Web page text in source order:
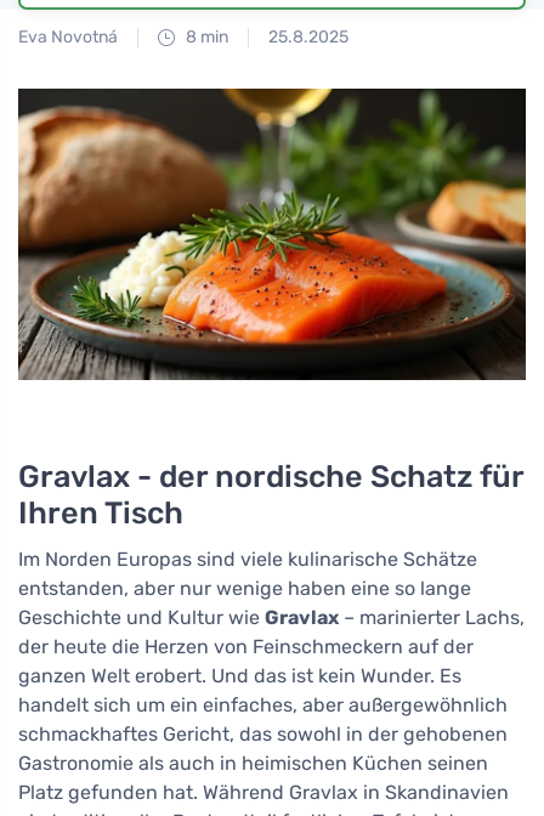
Eva Novotná 8 min 25.8.2025
Gravlax - der nordische Schatz für
Ihren Tisch
Im Norden Europas sind viele kulinarische Schätze
entstanden, aber nur wenige haben eine so lange
Geschichte und Kultur wie Gravlax – marinierter Lachs,
der heute die Herzen von Feinschmeckern auf der
ganzen Welt erobert. Und das ist kein Wunder. Es
handelt sich um ein einfaches, aber außergewöhnlich
schmackhaftes Gericht, das sowohl in der gehobenen
Gastronomie als auch in heimischen Küchen seinen
Platz gefunden hat. Während Gravlax in Skandinavien